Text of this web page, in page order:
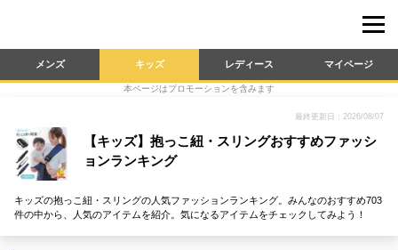
メンズ キッズ レディース マイページ
本ページはプロモーションを含みます
最終更新日：2026/08/07
【キッズ】抱っこ紐・スリングおすすめファッシ
ョンランキング
キッズの抱っこ紐・スリングの人気ファッションランキング。みんなのおすすめ703
件の中から、人気のアイテムを紹介。気になるアイテムをチェックしてみよう！